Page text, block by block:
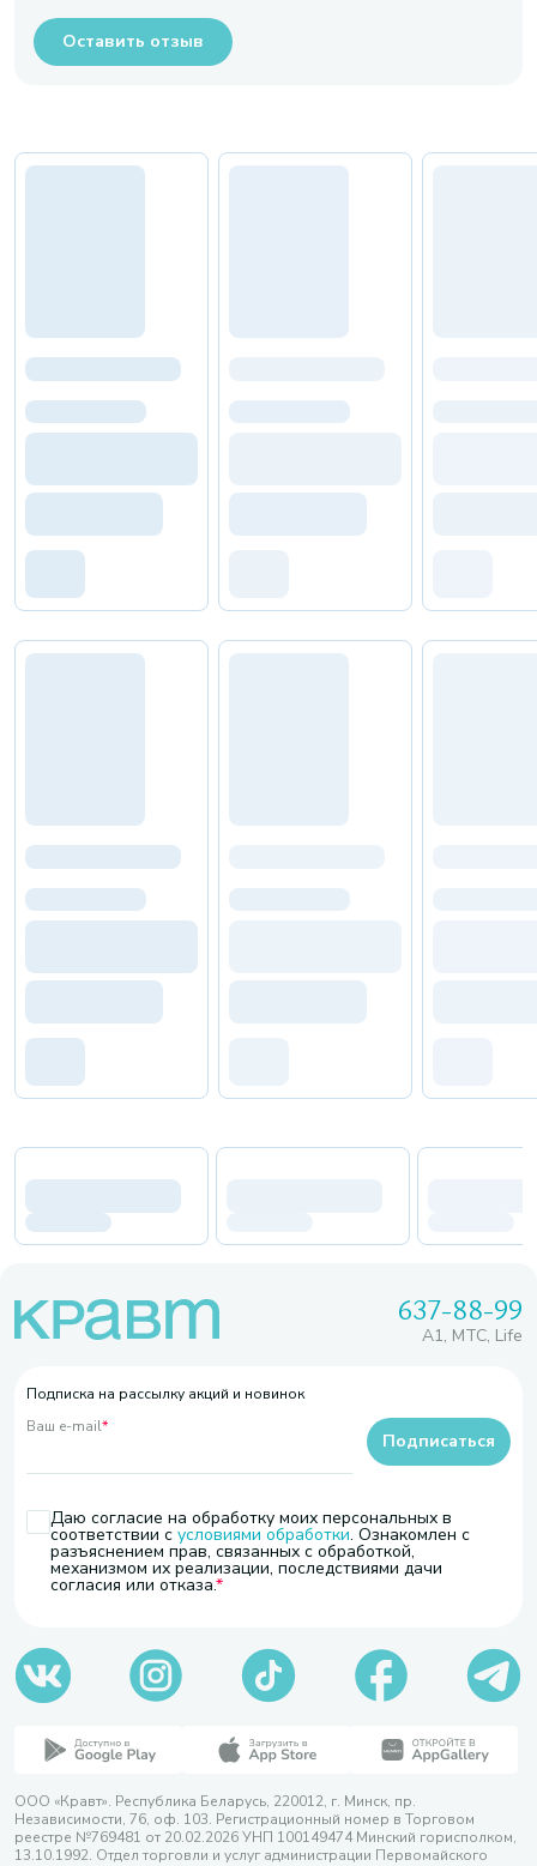
Оставить отзыв
637-88-99
A1, МТС, Life
Подписка на рассылку акций и новинок
Ваш e-mail*
Даю согласие на обработку моих персональных в
соответствии с условиями обработки. Ознакомлен с
разъяснением прав, связанных с обработкой,
механизмом их реализации, последствиями дачи
согласия или отказа.
Подписаться
ООО «Кравт». Республика Беларусь, 220012, г. Минск, пр.
Независимости, 76, оф. 103. Регистрационный номер в Торговом
реестре №769481 от 20.02.2026 УНП 100149474 Минский горисполком,
13.10.1992. Отдел торговли и услуг администрации Первомайского